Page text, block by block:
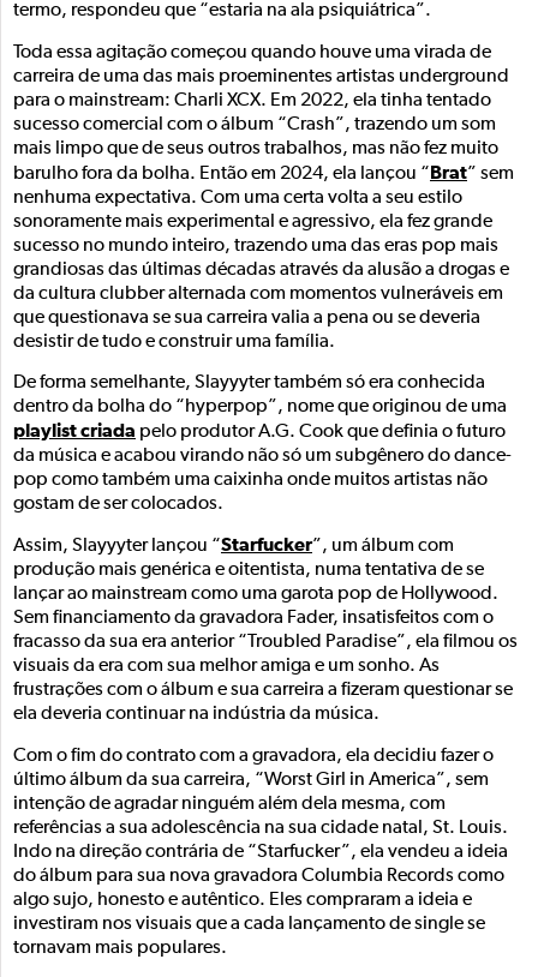
termo, respondeu que “estaria na ala psiquiátrica”.
Toda essa agitação começou quando houve uma virada de
carreira de uma das mais proeminentes artistas underground
para o mainstream: Charli XCX. Em 2022, ela tinha tentado
sucesso comercial com o álbum “Crash”, trazendo um som
mais limpo que de seus outros trabalhos, mas não fez muito
barulho fora da bolha. Então em 2024, ela lançou “ Brat” sem
nenhuma expectativa. Com uma certa volta a seu estilo
sonoramente mais experimental e agressivo, ela fez grande
sucesso no mundo inteiro, trazendo uma das eras pop mais
grandiosas das últimas décadas através da alusão a drogas e
da cultura clubber alternada com momentos vulneráveis em
que questionava se sua carreira valia a pena ou se deveria
desistir de tudo e construir uma família.
De forma semelhante, Slayyyter também só era conhecida
dentro da bolha do “hyperpop”, nome que originou de uma
playlist criada pelo produtor A.G. Cook que definia o futuro
da música e acabou virando não só um subgênero do dance-
pop como também uma caixinha onde muitos artistas não
gostam de ser colocados.
Assim, Slayyyter lançou “Starfucker”, um álbum com
produção mais genérica e oitentista, numa tentativa de se
lançar ao mainstream como uma garota pop de Hollywood.
Sem financiamento da gravadora Fader, insatisfeitos com o
fracasso da sua era anterior “Troubled Paradise”, ela filmou os
visuais da era com sua melhor amiga e um sonho. As
frustrações com o álbum e sua carreira a fizeram questionar se
ela deveria continuar na indústria da música.
Com o fim do contrato com a gravadora, ela decidiu fazer o
último álbum da sua carreira, “Worst Girl in America”, sem
intenção de agradar ninguém além dela mesma, com
referências a sua adolescência na sua cidade natal, St. Louis.
Indo na direção contrária de “Starfucker”, ela vendeu a ideia
do álbum para sua nova gravadora Columbia Records como
algo sujo, honesto e autêntico. Eles compraram a ideia e
investiram nos visuais que a cada lançamento de single se
tornavam mais populares.